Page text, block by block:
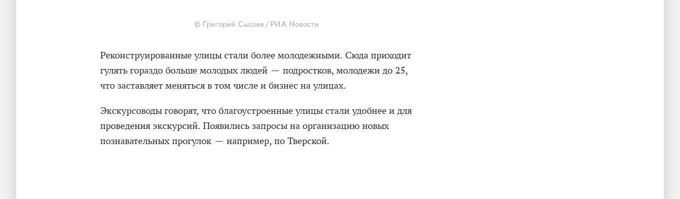
© Григорий Сысоев / РИА Новости
Реконструированные улицы стали более молодежными. Сюда приходит
гулять гораздо больше молодых людей — подростков, молодежи до 25,
что заставляет меняться в том числе и бизнес на улицах.
Экскурсоводы говорят, что благоустроенные улицы стали удобнее и для
проведения экскурсий. Появились запросы на организацию новых
познавательных прогулок — например, по Тверской.